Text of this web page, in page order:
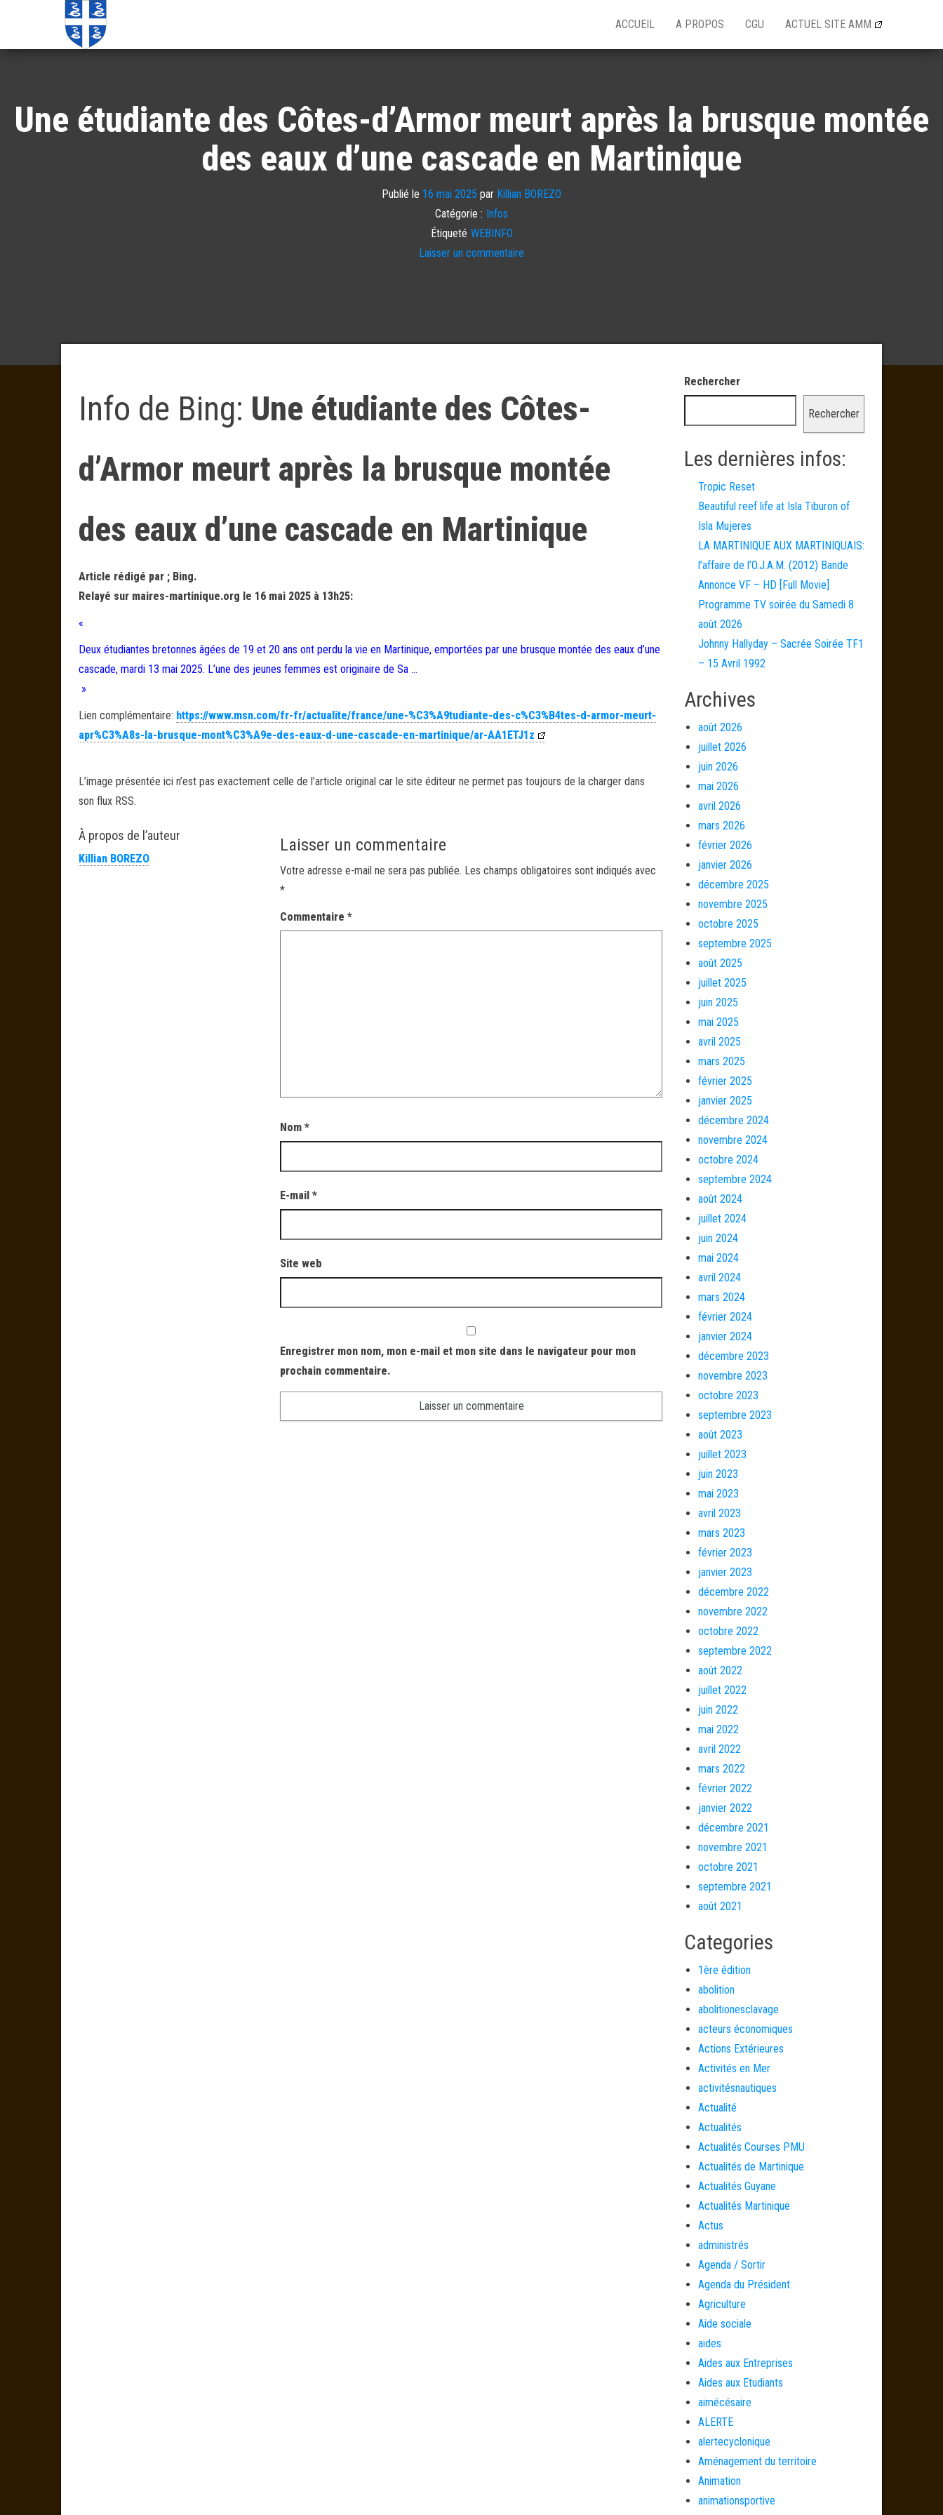
ACCUEIL A PROPOS CGU ACTUEL SITE AMM
Une étudiante des Côtes-d’Armor meurt après la brusque montée
des eaux d’une cascade en Martinique
Publié le 16 mai 2025 par Killian BOREZO
Catégorie : Infos
Étiqueté WEBINFO
Laisser un commentaire
Info de Bing: Une étudiante des Côtes-
d’Armor meurt après la brusque montée
des eaux d’une cascade en Martinique
Article rédigé par ; Bing.
Relayé sur maires-martinique.org le 16 mai 2025 à 13h25:
«
Deux étudiantes bretonnes âgées de 19 et 20 ans ont perdu la vie en Martinique, emportées par une brusque montée des eaux d’une
cascade, mardi 13 mai 2025. L’une des jeunes femmes est originaire de Sa …
»
Lien complémentaire: https://www.msn.com/fr-fr/actualite/france/une-%C3%A9tudiante-des-c%C3%B4tes-d-armor-meurt-
apr%C3%A8s-la-brusque-mont%C3%A9e-des-eaux-d-une-cascade-en-martinique/ar-AA1ETJ1z
L’image présentée ici n’est pas exactement celle de l’article original car le site éditeur ne permet pas toujours de la charger dans
son flux RSS.
À propos de l’auteur
Killian BOREZO
Laisser un commentaire
Votre adresse e-mail ne sera pas publiée. Les champs obligatoires sont indiqués avec
*
Commentaire*
Nom*
E-mail*
Site web
Enregistrer mon nom, mon e-mail et mon site dans le navigateur pour mon
prochain commentaire.
Rechercher
Rechercher
Les dernières infos:
Tropic Reset
Beautiful reef life at Isla Tiburon of
Isla Mujeres
LA MARTINIQUE AUX MARTINIQUAIS:
l’affaire de l’O.J.A.M. (2012) Bande
Annonce VF – HD [Full Movie]
Programme TV soirée du Samedi 8
août 2026
Johnny Hallyday – Sacrée Soirée TF1
– 15 Avril 1992
Archives
août 2026
juillet 2026
juin 2026
mai 2026
avril 2026
mars 2026
février 2026
janvier 2026
décembre 2025
novembre 2025
octobre 2025
septembre 2025
août 2025
juillet 2025
juin 2025
mai 2025
avril 2025
mars 2025
février 2025
janvier 2025
décembre 2024
novembre 2024
octobre 2024
septembre 2024
août 2024
juillet 2024
juin 2024
mai 2024
avril 2024
mars 2024
février 2024
janvier 2024
décembre 2023
novembre 2023
octobre 2023
septembre 2023
août 2023
juillet 2023
juin 2023
mai 2023
avril 2023
mars 2023
février 2023
janvier 2023
décembre 2022
novembre 2022
octobre 2022
septembre 2022
août 2022
juillet 2022
juin 2022
mai 2022
avril 2022
mars 2022
février 2022
janvier 2022
décembre 2021
novembre 2021
octobre 2021
septembre 2021
août 2021
Categories
1ère édition
abolition
abolitionesclavage
acteurs économiques
Actions Extérieures
Activités en Mer
activitésnautiques
Actualité
Actualités
Actualités Courses PMU
Actualités de Martinique
Actualités Guyane
Actualités Martinique
Actus
administrés
Agenda / Sortir
Agenda du Président
Agriculture
Aide sociale
aides
Aides aux Entreprises
Aides aux Etudiants
aimécésaire
ALERTE
alertecyclonique
Aménagement du territoire
Animation
animationsportive